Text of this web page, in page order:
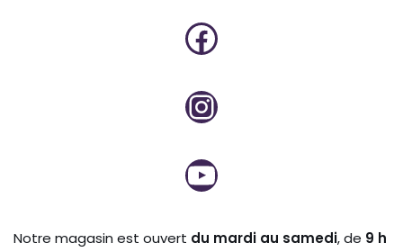
Notre magasin est ouvert du mardi au samedi, de 9 h